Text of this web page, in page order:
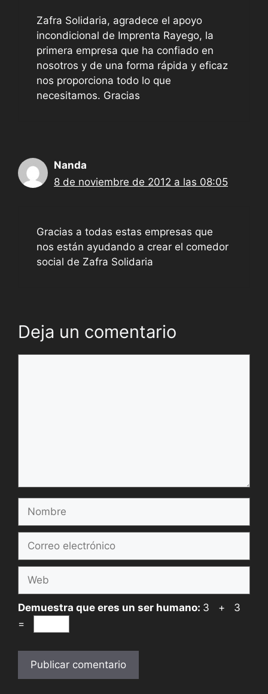
Zafra Solidaria, agradece el apoyo
incondicional de Imprenta Rayego, la
primera empresa que ha confiado en
nosotros y de una forma rápida y eficaz
nos proporciona todo lo que
necesitamos. Gracias
Nanda
8 de noviembre de 2012 a las 08:05
Gracias a todas estas empresas que
nos están ayudando a crear el comedor
social de Zafra Solidaria
Deja un comentario
electrónico
Demuestra que eres un ser humano: 3 + 3
=